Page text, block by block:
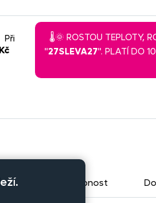
Při
🌡️🌞 ROSTOU TEPLOTY,
"27SLEVA27". PLATÍ DO
eshopu Dostupnost